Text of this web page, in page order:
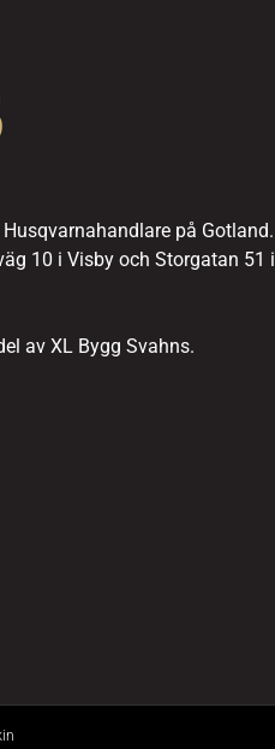
på Gotland.
10 i Visby och Storgatan 51 i
av XL Bygg Svahns.